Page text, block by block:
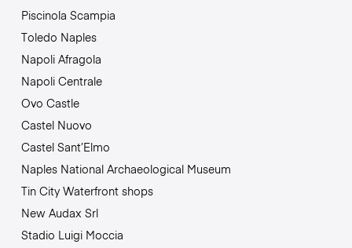
Piscinola Scampia
Toledo Naples
Napoli Afragola
Napoli Centrale
Ovo Castle
Castel Nuovo
Castel Sant’Elmo
Naples National Archaeological Museum
Tin City Waterfront shops
New Audax Srl
Stadio Luigi Moccia